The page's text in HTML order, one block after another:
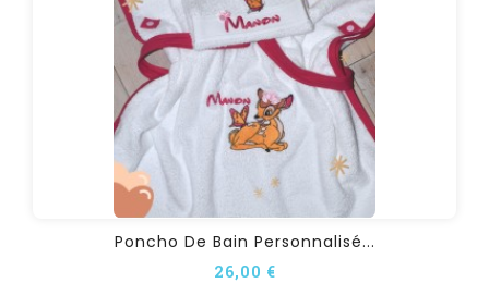
Poncho De Bain Personnalisé...
26,00 €